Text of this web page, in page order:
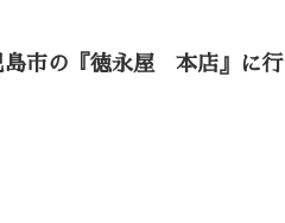
島市の『徳永屋 本店』に行